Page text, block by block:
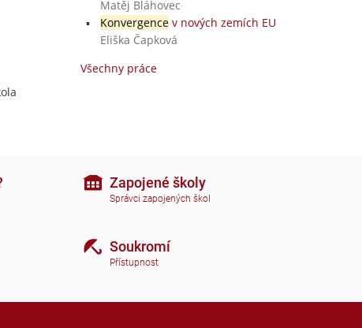
Matěj Bláhovec
Konvergencev nových zemích EU
Eliška Čapková
Všechny práce
Zapojené školy
Správci zapojených škol
Soukromí
Přístupnost